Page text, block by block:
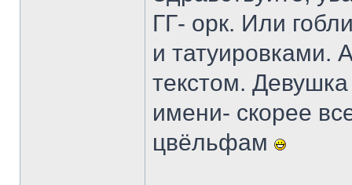
ГГ- орк. Или
и татуировками.
текстом.
имени- скорее
цвёльфам